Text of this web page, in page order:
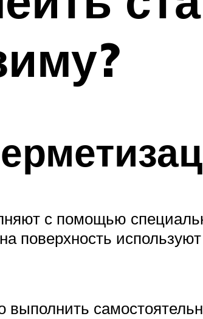
с помощью
поверхность
выполнить